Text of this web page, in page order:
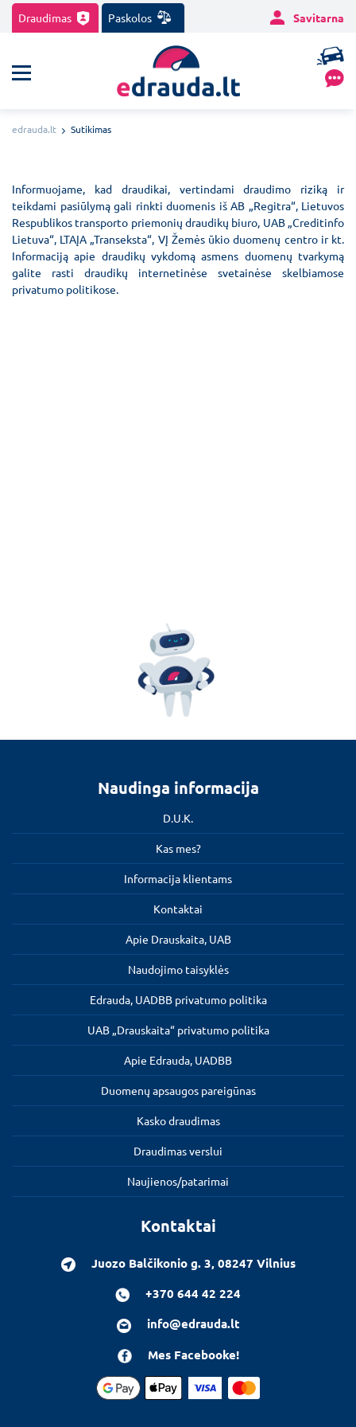
Draudimas Paskolos Savitarna
edrauda.lt Sutikimas
Informuojame, kad draudikai, vertindami draudimo riziką ir
teikdami pasiūlymą gali rinkti duomenis iš AB „Regitra“, Lietuvos
Respublikos transporto priemonių draudikų biuro, UAB „Creditinfo
Lietuva“, LTAĮA „Transeksta“, VĮ Žemės ūkio duomenų centro ir kt.
Informaciją apie draudikų vykdomą asmens duomenų tvarkymą
galite rasti draudikų internetinėse svetainėse skelbiamose
privatumo politikose.
Naudinga informacija
D.U.K.
Kas mes?
Informacija klientams
Kontaktai
Apie Drauskaita, UAB
Naudojimo taisyklės
Edrauda, UADBB privatumo politika
UAB „Drauskaita“ privatumo politika
Apie Edrauda, UADBB
Duomenų apsaugos pareigūnas
Kasko draudimas
Draudimas verslui
Naujienos/patarimai
Kontaktai
Juozo Balčikonio g. 3, 08247 Vilnius
+370 644 42 224
info@edrauda.lt
Mes Facebooke!